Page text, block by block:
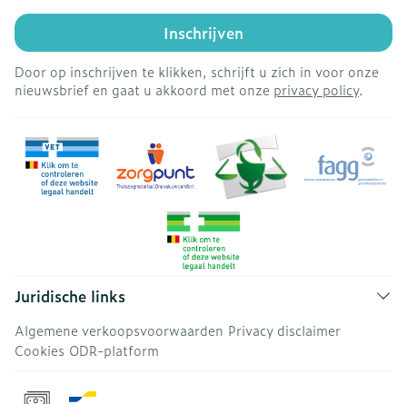
Inschrijven
Door op inschrijven te klikken, schrijft u zich in voor onze
nieuwsbrief en gaat u akkoord met onze privacy policy.
Juridische links
Algemene verkoopsvoorwaarden Privacy disclaimer
Cookies ODR-platform